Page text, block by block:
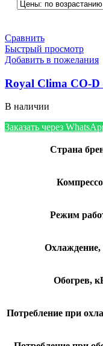
Сравнить
Быстрый просмотр
Добавить в пожелания
Royal Clima CO-
В наличии
Заказать через
Страна
Режим
Охлаждение,
Обогрев,
Потребление при